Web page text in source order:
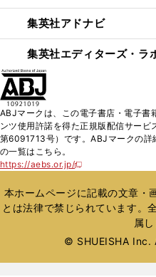
集英社アドナビ
集英社エディターズ・ラ
ABJマークは、この電子書店・電子書
ンツ使用許諾を得た正規版配信サー
第6091713号）です。ABJマークの詳
の一覧はこちら。
https://aebs.or.jp/
新
い
ウ
ィ
ウ
本ホームページに記載の文章・
とは法律で禁じられています。
属し
© SHUEISHA Inc.